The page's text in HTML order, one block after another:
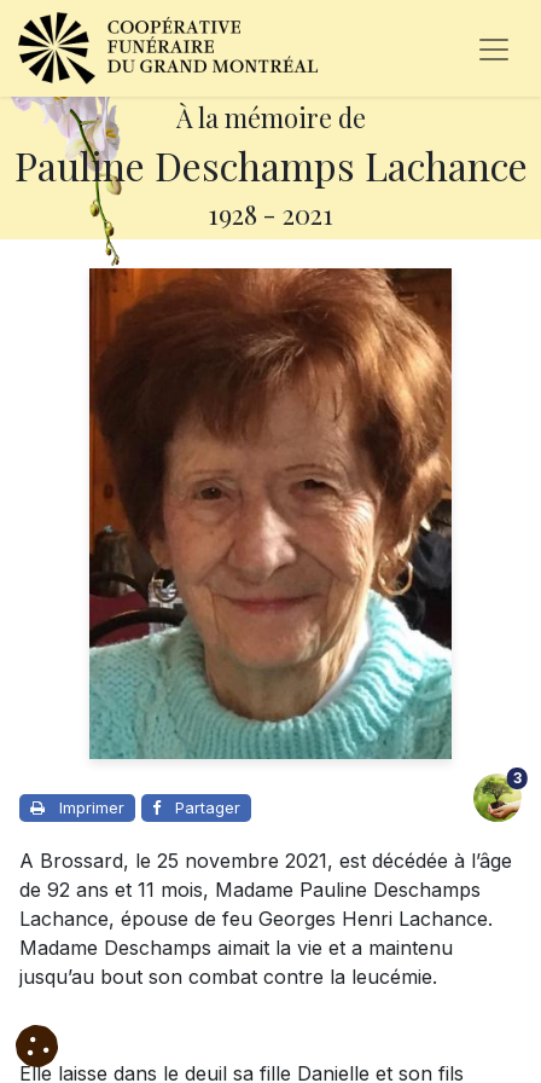
À la mémoire de
Pauline Deschamps Lachance
1928 - 2021
Imprimer Partager
3
A Brossard, le 25 novembre 2021, est décédée à l’âge
de 92 ans et 11 mois, Madame Pauline Deschamps
Lachance, épouse de feu Georges Henri Lachance.
Madame Deschamps aimait la vie et a maintenu
jusqu’au bout son combat contre la leucémie.
Elle laisse dans le deuil sa fille Danielle et son fils